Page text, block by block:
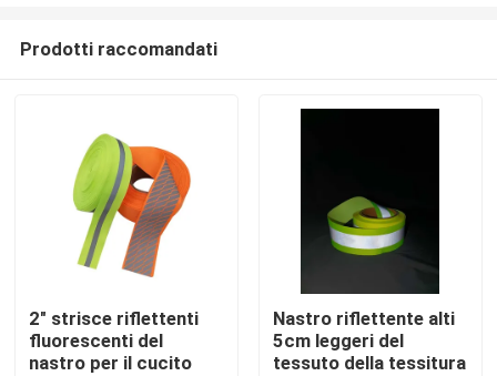
Prodotti raccomandati
2" strisce riflettenti
fluorescenti del
nastro per il cucito
Nastro riflettente alti
5cm leggeri del
tessuto della tessitura